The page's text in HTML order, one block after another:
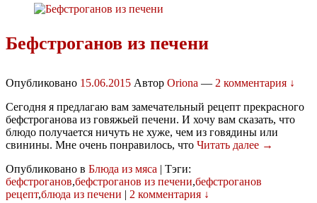
Бефстроганов из печени
Опубликовано 15.06.2015 Автор Oriona — 2 комментария ↓
Сегодня я предлагаю вам замечательный рецепт прекрасного
бефстроганова из говяжьей печени. И хочу вам сказать, что
блюдо получается ничуть не хуже, чем из говядины или
свинины. Мне очень понравилось, что Читать далее →
Опубликовано в Блюда из мяса | Тэги:
бефстроганов,бефстроганов из печени,бефстроганов
рецепт,блюда из печени | 2 комментария ↓